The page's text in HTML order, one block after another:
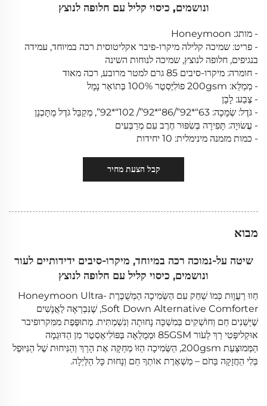
ונושמים, כיסוי קליל עם חלופה לנוצץ
- מותג: Honeymoon
- פריט: שמיכה קלילה מיקרו-פיבר אקליטוסית רכה במיוחד, עמידה
בנגיפים, חלופה לנוצץ, שמיכה לנוחות השינה
- חומרה: מיקרו-סיבים 85 גרם למטר מרובע, רכה מאוד
- מְמַלֵּא: 200gsm פוֹלִיֶּסְטֶר 100% בְּתוֹאַר נָמָל
- צֶבַע: לָבָן
- גֹּדֶל: שְׂמָכָה: 63“*92”/86“*92”/ 102“*92”, מְקַבֵּל גֹּדֶל מֻתָּכְנָן
- עֲשׂוּיָה: תָּפִירָה בְּשִׂפּוּר חֶרֶב עִם מְרַבְּעִים
- כמות מזמנה מינימלית: 10 יחידות
קבל הצעת מחיר
מבוא
שיטה על-נמוכה רכה במיוחד, מיקרו-סיבים ידידותיים לעור
ונושמים, כיסוי קליל עם חלופה לנוצץ
חַווּ רַעֲוָוּת כְּמוֹ שְׁחַק עִם הַשְּׂמִיכָה הַמְּשֻׁכֶּרֶת Honeymoon Ultra-
Soft Down Alternative Comforter, שֶׁנִּבְרְאָה לַאֲנָשִׁים
שֶׁיְּשֵׁנִים חַם וְחוֹשְׁקִים בְּמִשְׁכָּה נָחוּתָה וְנִשְׁמַתִּית. מְתוּפֶּפֶת מִמִּקרופיבר
אוּקַליפְּטִי רַךְ לַעֹור 85GSM וּמְמֻלְאָה בְּפּוֹלִיאֶסְטֶר מִן הַדּוּגְמָה
הַמְּמוּצַּעַת 200gsm, הַשְּׂמִיכָה הַזּוֹ מְחַקָּה אֶת הָרַךְ וְהַנִּיחוּת שֶׁל הַנִּיּוּפֶל
בְּלִי הַחֲזָקָה בַּחֹם – מַשְׁאֶרֶת אוֹתְךָ חַם וְנָחוּת כָּל הַלַּיְלָה.